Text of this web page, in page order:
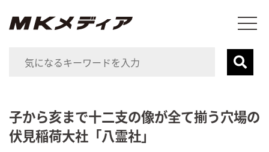
子から亥まで十二支の像が全て揃う穴場の
伏見稲荷大社「八霊社」